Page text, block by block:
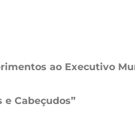
ao Executivo
e Cabeçudos”